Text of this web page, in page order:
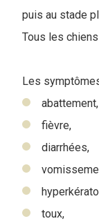
puis au stade
Tous les
Les
abattement,
fièvre,
diarrhées,
toux,